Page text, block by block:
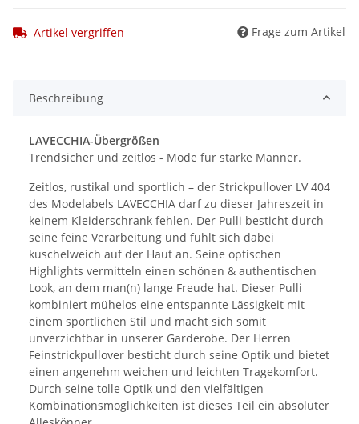
Artikel vergriffen Frage zum Artikel
Beschreibung
LAVECCHIA-Übergrößen
Trendsicher und zeitlos - Mode für starke Männer.
Zeitlos, rustikal und sportlich – der Strickpullover LV 404
des Modelabels LAVECCHIA darf zu dieser Jahreszeit in
keinem Kleiderschrank fehlen. Der Pulli besticht durch
seine feine Verarbeitung und fühlt sich dabei
kuschelweich auf der Haut an. Seine optischen
Highlights vermitteln einen schönen & authentischen
Look, an dem man(n) lange Freude hat. Dieser Pulli
kombiniert mühelos eine entspannte Lässigkeit mit
einem sportlichen Stil und macht sich somit
unverzichtbar in unserer Garderobe. Der Herren
Feinstrickpullover besticht durch seine Optik und bietet
einen angenehm weichen und leichten Tragekomfort.
Durch seine tolle Optik und den vielfältigen
Kombinationsmöglichkeiten ist dieses Teil ein absoluter